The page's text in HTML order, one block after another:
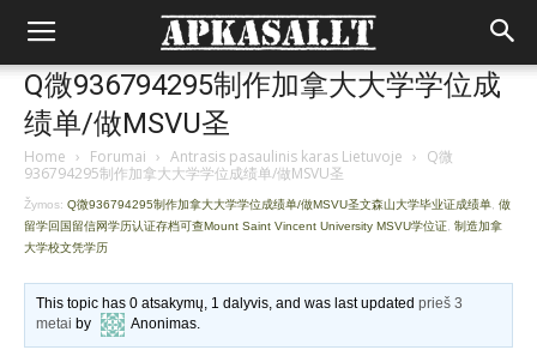
Q微936794295制作加拿大大学学位成
绩单/做MSVU圣
Home › Forumai › Antrasis pasaulinis karas Lietuvoje › Q微
936794295制作加拿大大学学位成绩单/做MSVU圣
Žymos: Q微936794295制作加拿大大学学位成绩单/做MSVU圣文森山大学毕业证成绩单 做
留学回国留信网学历认证存档可查Mount Saint Vincent University MSVU学位证 制造加拿
大学校文凭学历
This topic has 0 atsakymų, 1 dalyvis, and was last updatedprieš 3
metai by Anonimas.